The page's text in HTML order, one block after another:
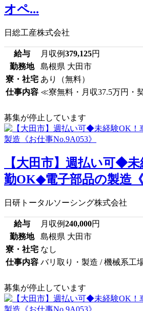
オペ...
日総工産株式会社
給与 月収例379,125円
勤務地
島根県 大田市
寮・社宅 あり（無料）
仕事内容 ≪寮無料・月収37.5万円・
募集が停止しています
【大田市】週払い可◆
勤OK◆電子部品の製造
日研トータルソーシング株式会社
給与 月収例240,000円
勤務地
島根県 大田市
寮・社宅 なし
仕事内容 バリ取り・製造 / 機械系工
募集が停止しています